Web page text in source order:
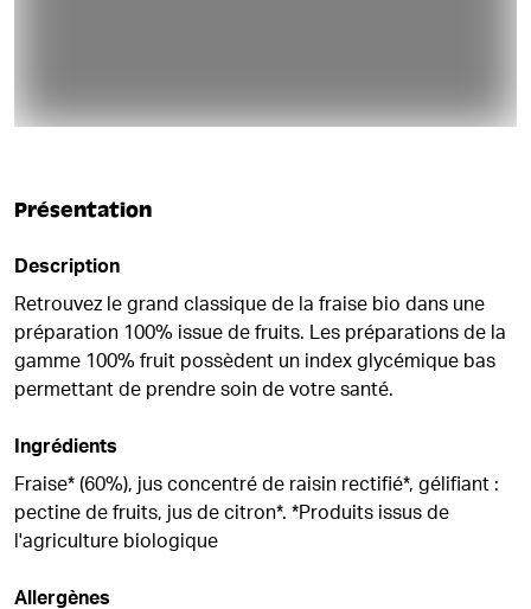
Présentation
Description
Retrouvez le grand classique de la fraise bio dans une
préparation 100% issue de fruits. Les préparations de la
gamme 100% fruit possèdent un index glycémique bas
permettant de prendre soin de votre santé.
Ingrédients
Fraise* (60%), jus concentré de raisin rectifié*, gélifiant :
pectine de fruits, jus de citron*. *Produits issus de
l'agriculture biologique
Allergènes